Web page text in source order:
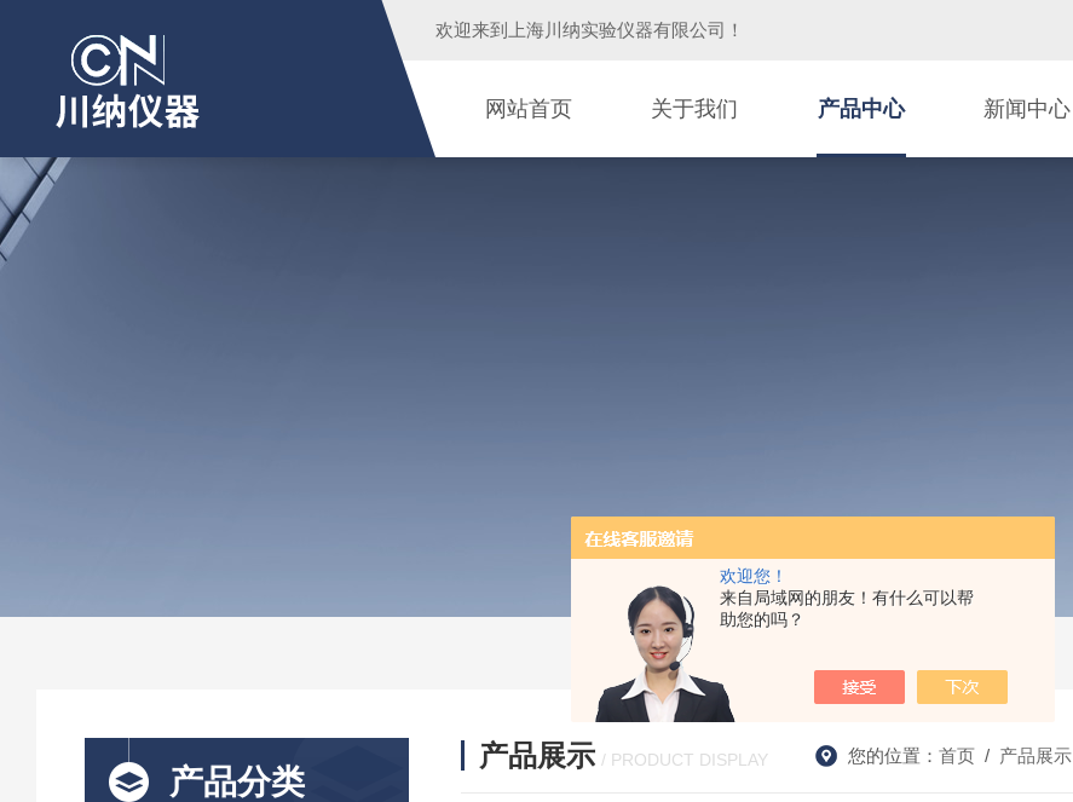
欢迎您！
来自局域网的朋友！有什么可以帮
助您的吗？
欢迎来到 上海川纳实验仪器有限公司 ！
网站首页 关于我们 产品中心 新闻中心
产品分类
产品展示 / PRODUCT DISPLAY 您的位置： 首页 / 产品展示